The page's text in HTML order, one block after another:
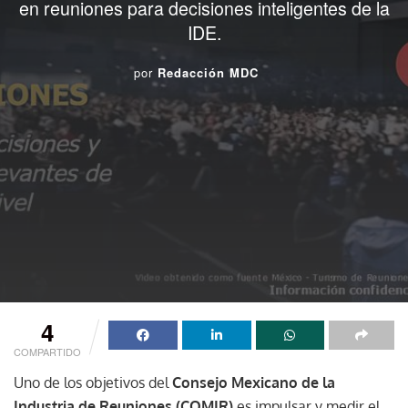
en reuniones para decisiones inteligentes de la
IDE.
por Redacción MDC
4
COMPARTIDO
Uno de los objetivos delConsejo Mexicano de la